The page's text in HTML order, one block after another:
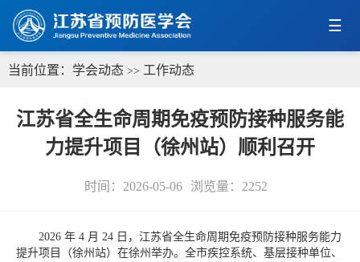
当前位置： 学会动态 >> 工作动态
江苏省全生命周期免疫预防接种服务能
力提升项目（徐州站）顺利召开
时间：2026-05-06 浏览量： 2252
2026 年 4 月 24 日，江苏省全生命周期免疫预防接种服务能力
提升项目（徐州站）在徐州举办。全市疾控系统、基层接种单位、